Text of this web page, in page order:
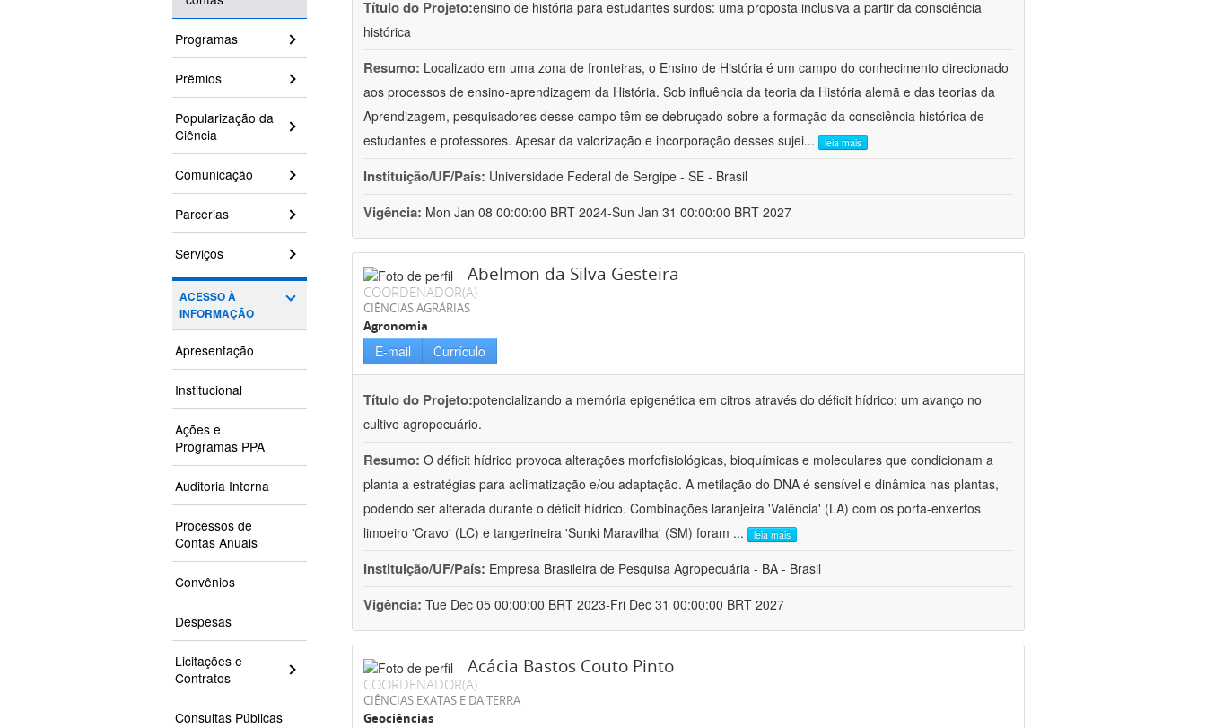
Programas
Prêmios
Popularização da
Ciência
Comunicação
Parcerias
Serviços
ACESSO À
INFORMAÇÃO
Apresentação
Institucional
Ações e
Programas PPA
Auditoria Interna
Processos de
Contas Anuais
Convênios
Despesas
Licitações e
Contratos
Consultas Públicas
Título do Projeto:ensino de história para estudantes surdos: uma proposta inclusiva a partir da consciência
histórica
Resumo: Localizado em uma zona de fronteiras, o Ensino de História é um campo do conhecimento direcionado
aos processos de ensino-aprendizagem da História. Sob influência da teoria da História alemã e das teorias da
Aprendizagem, pesquisadores desse campo têm se debruçado sobre a formação da consciência histórica de
estudantes e professores. Apesar da valorização e incorporação desses sujei... leia mais
Instituição/UF/País: Universidade Federal de Sergipe - SE - Brasil
Vigência: Mon Jan 08 00:00:00 BRT 2024-Sun Jan 31 00:00:00 BRT 2027
Abelmon da Silva Gesteira
COORDENADOR(A)
CIÊNCIAS AGRÁRIAS
Agronomia
E-mail Currículo
Título do Projeto:potencializando a memória epigenética em citros através do déficit hídrico: um avanço no
cultivo agropecuário.
Resumo: O déficit hídrico provoca alterações morfofisiológicas, bioquímicas e moleculares que condicionam a
planta a estratégias para aclimatização e/ou adaptação. A metilação do DNA é sensível e dinâmica nas plantas,
podendo ser alterada durante o déficit hídrico. Combinações laranjeira 'Valência' (LA) com os porta-enxertos
limoeiro 'Cravo' (LC) e tangerineira 'Sunki Maravilha' (SM) foram ... leia mais
Instituição/UF/País: Empresa Brasileira de Pesquisa Agropecuária - BA - Brasil
Vigência: Tue Dec 05 00:00:00 BRT 2023-Fri Dec 31 00:00:00 BRT 2027
Acácia Bastos Couto Pinto
COORDENADOR(A)
CIÊNCIAS EXATAS E DA TERRA
Geociências